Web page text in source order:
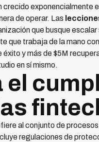
crecido exponencialmente
de operar. Las
que busque
que trabaja de la mano con
y más de $5M
en sí mismo.
el
al conjunto de
regulaciones de